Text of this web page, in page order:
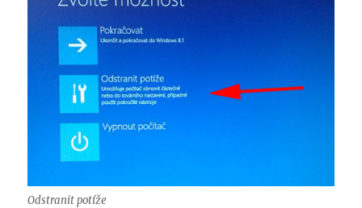
Odstranit potíže